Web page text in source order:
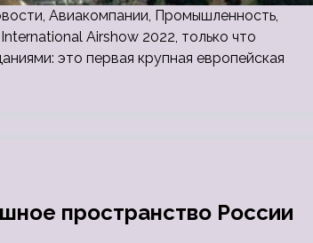
Авиакомпании, Промышленность,
Airshow 2022, только что
это первая крупная европейская
пространство России